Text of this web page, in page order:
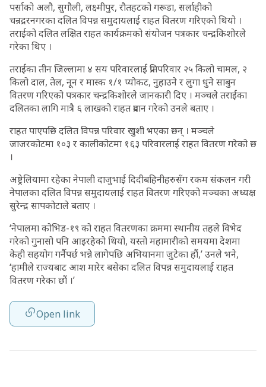
पर्साको अलौ, सुगौली, लक्ष्मीपुर, रौतहटको गरूडा, सर्लाहीको
चन्रद्ररनगरका दलित विपन्न समुदायलाई राहत वितरण गरिएको थियो ।
तराईको दलित लक्षित राहत कार्यक्रमको संयोजन पत्रकार चन्द्रकिशोरले
गरेका थिए ।
तराईका तीन जिल्लामा ४ सय परिवारलाई प्रतिपरिवार २५ किलो चामल, २
किलो दाल, तेल, नून र मास्क १/१ प्योकट, नुहाउने र लुगा धुने साबुन
वितरण गरिएको पत्रकार चन्द्रकिशोरले जानकारी दिए । मञ्चले तराईका
दलितका लागि मात्रै ६ लाखको राहत प्रदान गरेको उनले बताए ।
राहत पाएपछि दलित विपन्न परिवार खुशी भएका छन् । मञ्चले
जाजरकोटमा १०३ र कालीकोटमा १६३ परिवारलाई राहत वितरण गरेको छ
।
अष्ट्रेलियामा रहेका नेपाली दाजुभाई दिदीबहिनीहरुसँग रकम संकलन गरी
नेपालका दलित विपन्न समुदायलाई राहत वितरण गरिएको मञ्चका अध्यक्ष
सुरेन्द्र सापकोटाले बताए ।
‘नेपालमा कोभिड-१९ को राहत वितरणका क्रममा स्थानीय तहले विभेद
गरेको गुनासो पनि आइरहेको थियो, यस्तो महामारीको समयमा देशमा
केही सहयोग गर्नैपर्छ भन्ने लागेपछि अभियानमा जुटेका हौं,’ उनले भने,
‘हामीले राज्यबाट आश मारेर बसेका दलित विपन्न समुदायलाई राहत
वितरण गरेका छौं ।’
Open link